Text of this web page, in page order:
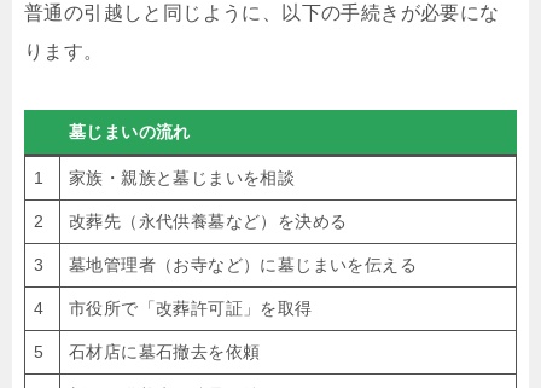
普通の引越しと同じように、以下の手続きが必要にな
ります。
墓じまいの流れ
1 家族・親族と墓じまいを相談
2 改葬先（永代供養墓など）を決める
3 墓地管理者（お寺など）に墓じまいを伝える
4 市役所で「改葬許可証」を取得
5 石材店に墓石撤去を依頼